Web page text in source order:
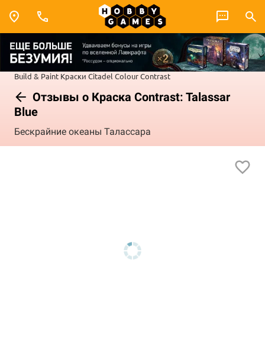
Build & Paint Краски Citadel ColourContrast
Отзывы о Краска Contrast: Talassar
Blue
Бескрайние океаны Талассара